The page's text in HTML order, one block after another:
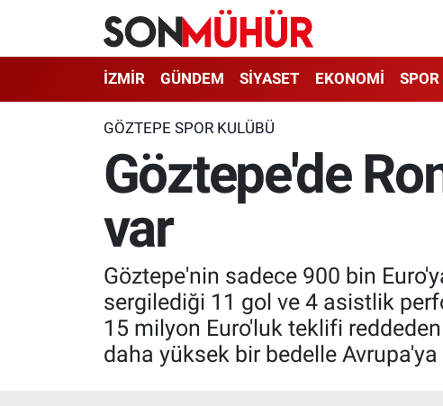
İZMİR GÜNDEM SİYASET EKONOMİ SPOR
GÖZTEPE SPOR KULÜBÜ
Göztepe'de
var
Göztepe'nin sadece 900 bin
sergilediği 11 gol ve 4 asistlik
15 milyon Euro'luk teklifi
daha yüksek bir bedelle Avrupa'ya
İzmir Nöbetçi Eczaneler
İzmir Hava Durumu
İzmir Namaz Vakitleri
İzmir Trafik Yoğunluk Haritası
Süper Lig Puan Durumu ve Fikstür
Tüm Manşetler
Son Dakika Haberleri